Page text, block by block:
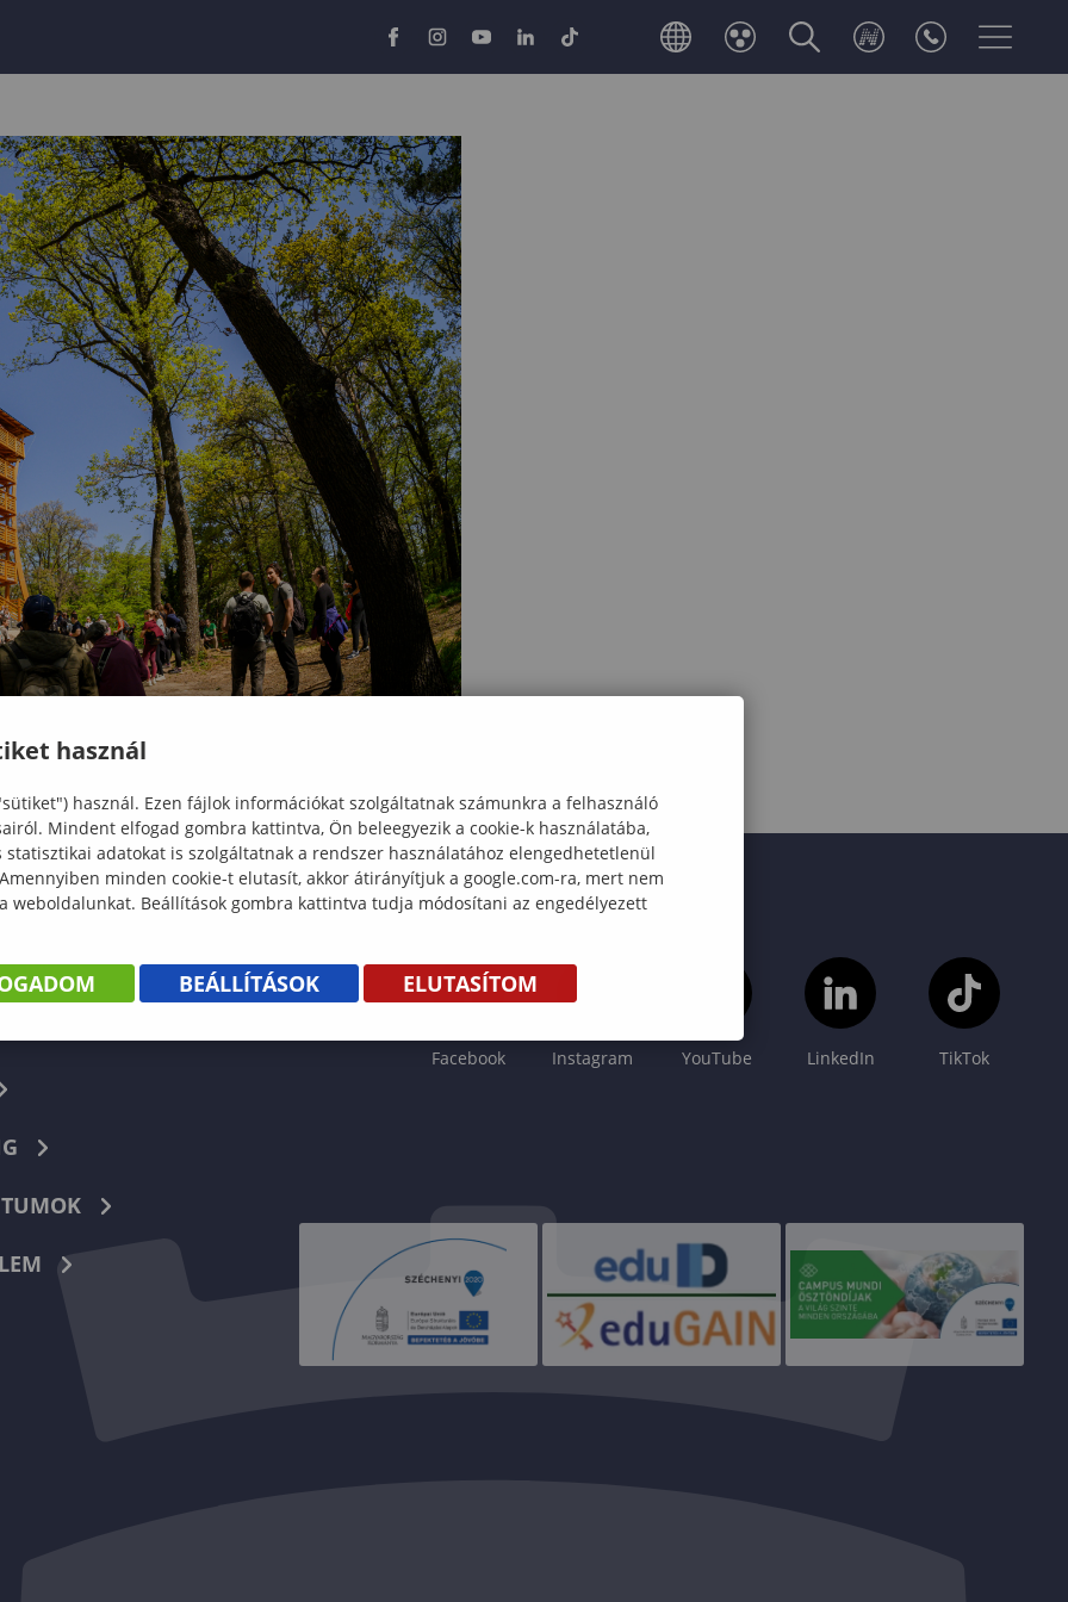
Facebook Instagram YouTube LinkedIn TikTok
használ
használ. Ezen fájlok információkat szolgáltatnak számunkra a felhasználó
Mindent elfogad gombra kattintva, Ön beleegyezik a cookie-k használatába,
statisztikai adatokat is szolgáltatnak a rendszer használatához elengedhetetlenül
minden cookie-t elutasít, akkor átirányítjuk a google.com-ra, mert nem
weboldalunkat. Beállítások gombra kattintva tudja módosítani az engedélyezett
BEÁLLÍTÁSOK ELUTASÍTOM